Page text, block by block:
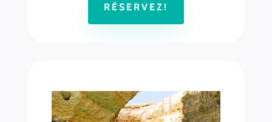
RÉSERVEZ!